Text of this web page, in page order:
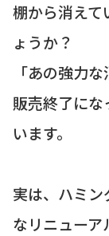
棚から消えて
ょうか？
「あの強力
販売終了に
います。
実は、ハミ
なリニューア